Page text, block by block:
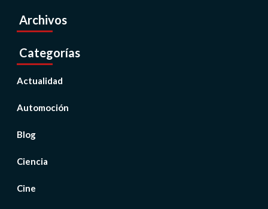
Archivos
Categorías
Actualidad
Automoción
Blog
Ciencia
Cine